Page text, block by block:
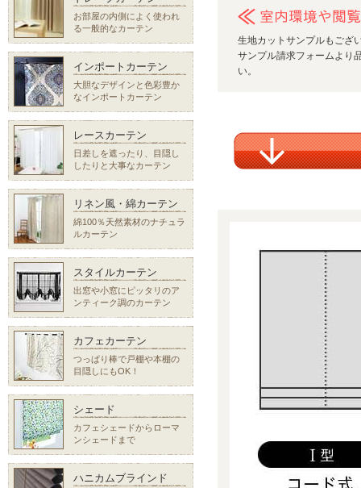
生地カットサンプルもござ
サンプル請求フォームより
い。
お部屋の内側によく使われ
る一般的なカーテン
インポートカーテン
大胆なデザインと色彩豊か
なインポートカーテン
レースカーテン
日差しを遮ったり、目隠し
したりと大事なカーテン
リネン風・綿カーテン
綿100％天然素材のナチュラ
ルカーテン
スタイルカーテン
出窓や小窓にピッタリのア
ンティーク調のカーテン
カフェカーテン
つっぱり棒で戸棚や本棚の
目隠しにもOK！
シェード
カフェシェードからローマ
ンシェードまで
ハニカムブラインド